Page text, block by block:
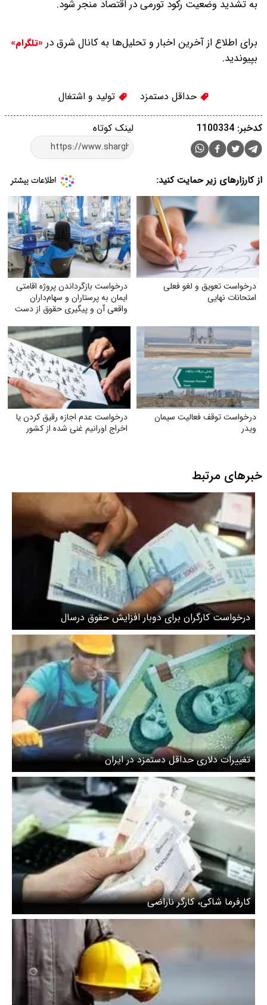
به تشدید وضعیت رکود تورمی در اقتصاد منجر شود.
برای اطلاع از آخرین اخبار و تحلیل‌ها به کانال شرق در «تلگرام»
بپیوندید.
حداقل دستمزد تولید و اشتغال
لینک کوتاه کدخبر: 1100334
از کارزارهای زیر حمایت کنید:
درخواست تعویق و لغو فعلی
امتحانات نهایی
درخواست بازگرداندن پروژه اقامتی
ایمان به پرستاران و سهام‌داران
واقعی آن و پیگیری حقوق از دست
درخواست توقف فعالیت سیمان
ویدر
درخواست عدم اجازه رقیق کردن یا
اخراج اورانیم غنی شده از کشور
خبرهای مرتبط
درخواست کارگران برای دوبار افزایش حقوق درسال
تغییرات دلاری حداقل دستمزد در ایران
کارفرما شاکی، کارگر ناراضی